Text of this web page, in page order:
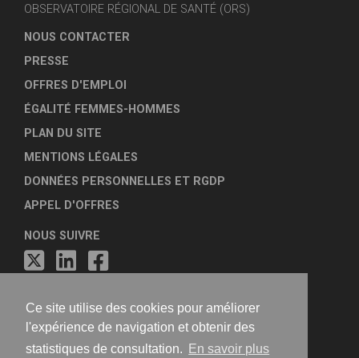
Ce site utilise des cookies pour améliorer
l'expérience de navigation et obtenir des
statistiques de consultation.
En savoir plus
OBSERVATOIRE RÉGIONAL DE SANTÉ (ORS)
NOUS CONTACTER
PRESSE
OFFRES D'EMPLOI
ÉGALITÉ FEMMES-HOMMES
PLAN DU SITE
MENTIONS LÉGALES
DONNÉES PERSONNELLES ET RGDP
APPEL D'OFFRES
NOUS SUIVRE